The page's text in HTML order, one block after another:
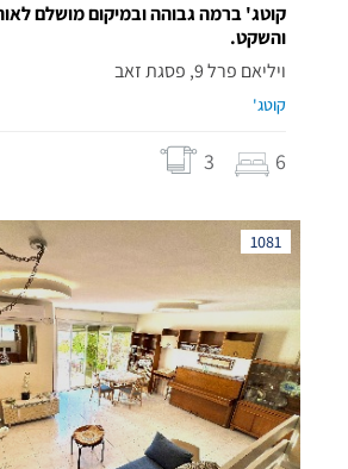
קוטג' ברמה גבוהה ובמיקום מושלם
והשקט.
ויליאם פרל 9, פסגת זאב
קוטג'
6
3
1081